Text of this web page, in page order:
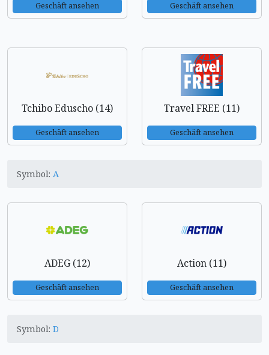
Geschäft ansehen Geschäft ansehen
Tchibo Eduscho (14)
Geschäft ansehen
Travel FREE (11)
Geschäft ansehen
Symbol: A
ADEG (12)
Geschäft ansehen
Action (11)
Geschäft ansehen
Symbol: D